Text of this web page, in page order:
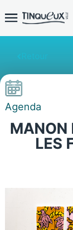
Agenda
MANON
LES